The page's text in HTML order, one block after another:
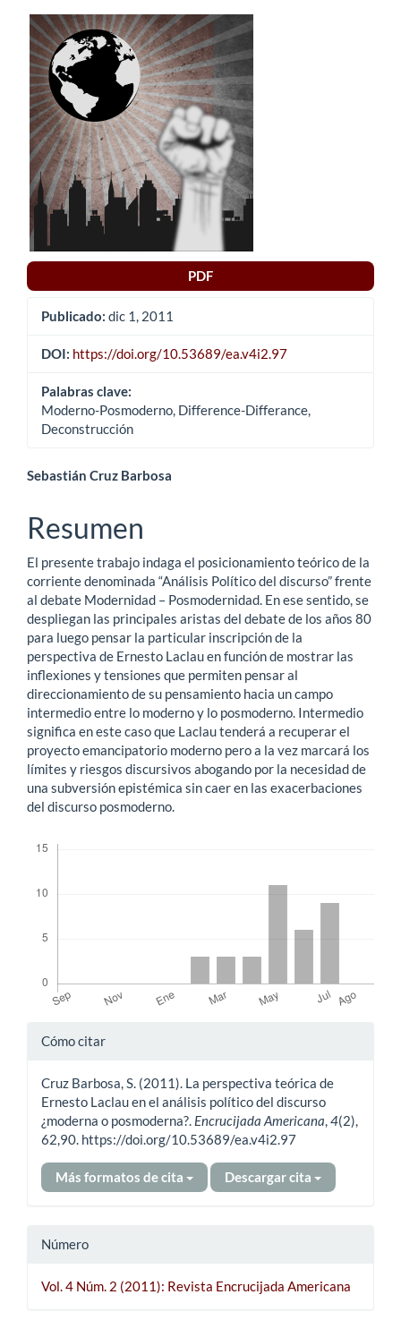
Barra
lateral
del
artículo
PDF
Publicado: dic 1, 2011
DOI: https://doi.org/10.53689/ea.v4i2.97
Palabras clave:
Moderno-Posmoderno, Difference-Differance,
Deconstrucción
Contenido
principal
del
artículo
Sebastián Cruz Barbosa
Resumen
El presente trabajo indaga el posicionamiento teórico de la
corriente denominada “Análisis Político del discurso” frente
al debate Modernidad – Posmodernidad. En ese sentido, se
despliegan las principales aristas del debate de los años 80
para luego pensar la particular inscripción de la
perspectiva de Ernesto Laclau en función de mostrar las
inflexiones y tensiones que permiten pensar al
direccionamiento de su pensamiento hacia un campo
intermedio entre lo moderno y lo posmoderno. Intermedio
significa en este caso que Laclau tenderá a recuperar el
proyecto emancipatorio moderno pero a la vez marcará los
límites y riesgos discursivos abogando por la necesidad de
una subversión epistémica sin caer en las exacerbaciones
del discurso posmoderno.
Detalles
artículo
Cómo citar
Cruz Barbosa, S. (2011). La perspectiva teórica de
Ernesto Laclau en el análisis político del discurso
¿moderna o posmoderna?. Encrucijada Americana,4(2),
62,90. https://doi.org/10.53689/ea.v4i2.97
Más formatos de cita Descargar cita
Número
Vol. 4 Núm. 2 (2011): Revista Encrucijada Americana